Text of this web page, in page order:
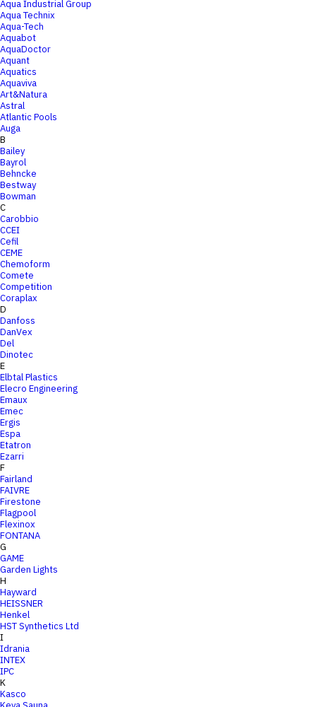
Aqua Industrial Group
Aqua Technix
Aqua-Tech
Aquabot
AquaDoctor
Aquant
Aquatics
Aquaviva
Art&Natura
Astral
Atlantic Pools
Auga
B
Bailey
Bayrol
Behncke
Bestway
Bowman
C
Carobbio
CCEI
Cefil
CEME
Chemoform
Comete
Competition
Coraplax
D
Danfoss
DanVex
Del
Dinotec
E
Elbtal Plastics
Elecro Engineering
Emaux
Emec
Ergis
Espa
Etatron
Ezarri
F
Fairland
FAIVRE
Firestone
Flagpool
Flexinox
FONTANA
G
GAME
Garden Lights
H
Hayward
HEISSNER
Henkel
HST Synthetics Ltd
I
Idrania
INTEX
IPC
K
Kasco